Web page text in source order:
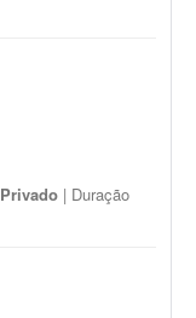
Privado | Duração